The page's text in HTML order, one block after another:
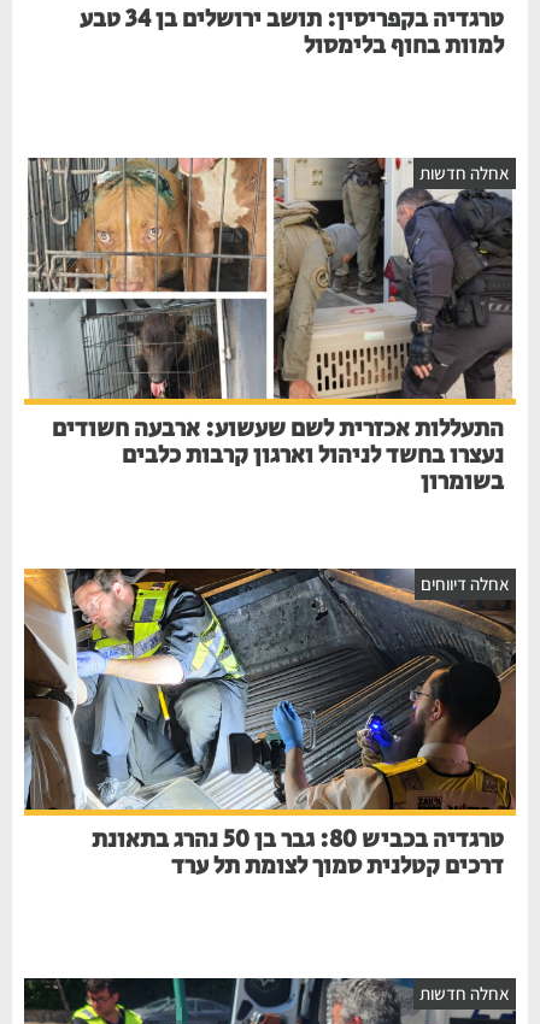
טרגדיה בקפריסין: תושב ירושלים בן 34 טבע
למוות בחוף בלימסול
אחלה חדשות
התעללות אכזרית לשם שעשוע: ארבעה חשודים
נעצרו בחשד לניהול וארגון קרבות כלבים
בשומרון
אחלה דיווחים
טרגדיה בכביש 80: גבר בן 50 נהרג בתאונת
דרכים קטלנית סמוך לצומת תל ערד
אחלה חדשות